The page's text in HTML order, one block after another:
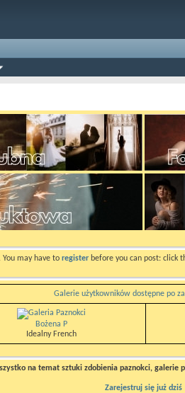
may have to register before you can post: click
Galerie użytkowników dostępne po
Bożena P
Idealny French
na temat sztuki zdobienia paznokci, galerie
Zarejestruj się już dziś